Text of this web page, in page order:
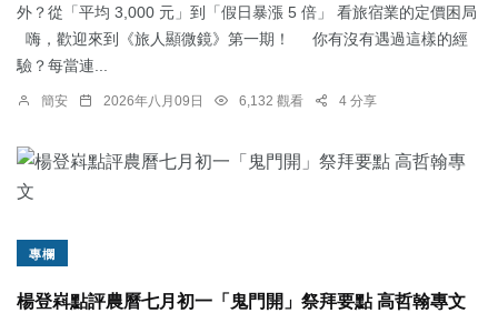
外？從「平均 3,000 元」到「假日暴漲 5 倍」 看旅宿業的定價困局
嗨，歡迎來到《旅人顯微鏡》第一期！ 你有沒有遇過這樣的經
驗？每當連...
簡安 2026年八月09日 6,132 觀看 4 分享
專欄
楊登嵙點評農曆七月初一「鬼門開」祭拜要點 高哲翰專文